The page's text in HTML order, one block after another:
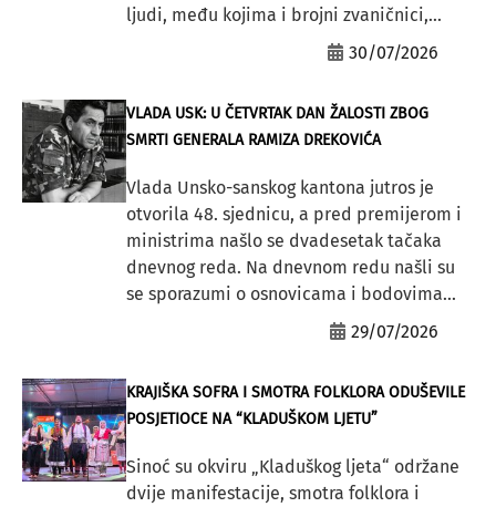
ljudi, među kojima i brojni zvaničnici,...
30/07/2026
VLADA USK: U ČETVRTAK DAN ŽALOSTI ZBOG
SMRTI GENERALA RAMIZA DREKOVIĆA
Vlada Unsko-sanskog kantona jutros je
otvorila 48. sjednicu, a pred premijerom i
ministrima našlo se dvadesetak tačaka
dnevnog reda. Na dnevnom redu našli su
se sporazumi o osnovicama i bodovima...
29/07/2026
KRAJIŠKA SOFRA I SMOTRA FOLKLORA ODUŠEVILE
POSJETIOCE NA “KLADUŠKOM LJETU”
Sinoć su okviru „Kladuškog ljeta“ održane
dvije manifestacije, smotra folklora i